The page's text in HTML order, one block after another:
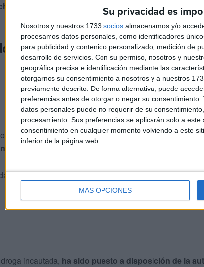
Su privacidad es
Nosotros y nuestros 1733 socios almacenamos y/o
procesamos datos personales, como identificadores
para publicidad y contenido personalizado, medición de
desarrollo de servicios. Con su permiso, nosotros y
geográfica precisa e identificación mediante las
otorgarnos su consentimiento a nosotros y a nuestros
previamente descrito. De forma alternativa, puede
preferencias antes de otorgar o negar su consentimiento.
datos personales puede no requerir de su
procesamiento. Sus preferencias se aplicarán solo a
consentimiento en cualquier momento volviendo a este
inferior de la página web.
MÁS OPCIONES
las cuales llevaba firmemente adosadas a su
el hachís
la Guardia Civil, puede versela droga envasada al
especie de
faja adhesiva
la sustancia, arrojó un peso total de 5.100 gramos.
incautada, ha sido puesto a disposición de la